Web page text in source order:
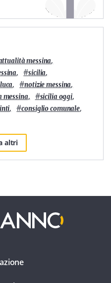
messina,
, #sicilia,
, #notizie messina,
messina, #sicilia oggi,
, #consiglio comunale,
altri